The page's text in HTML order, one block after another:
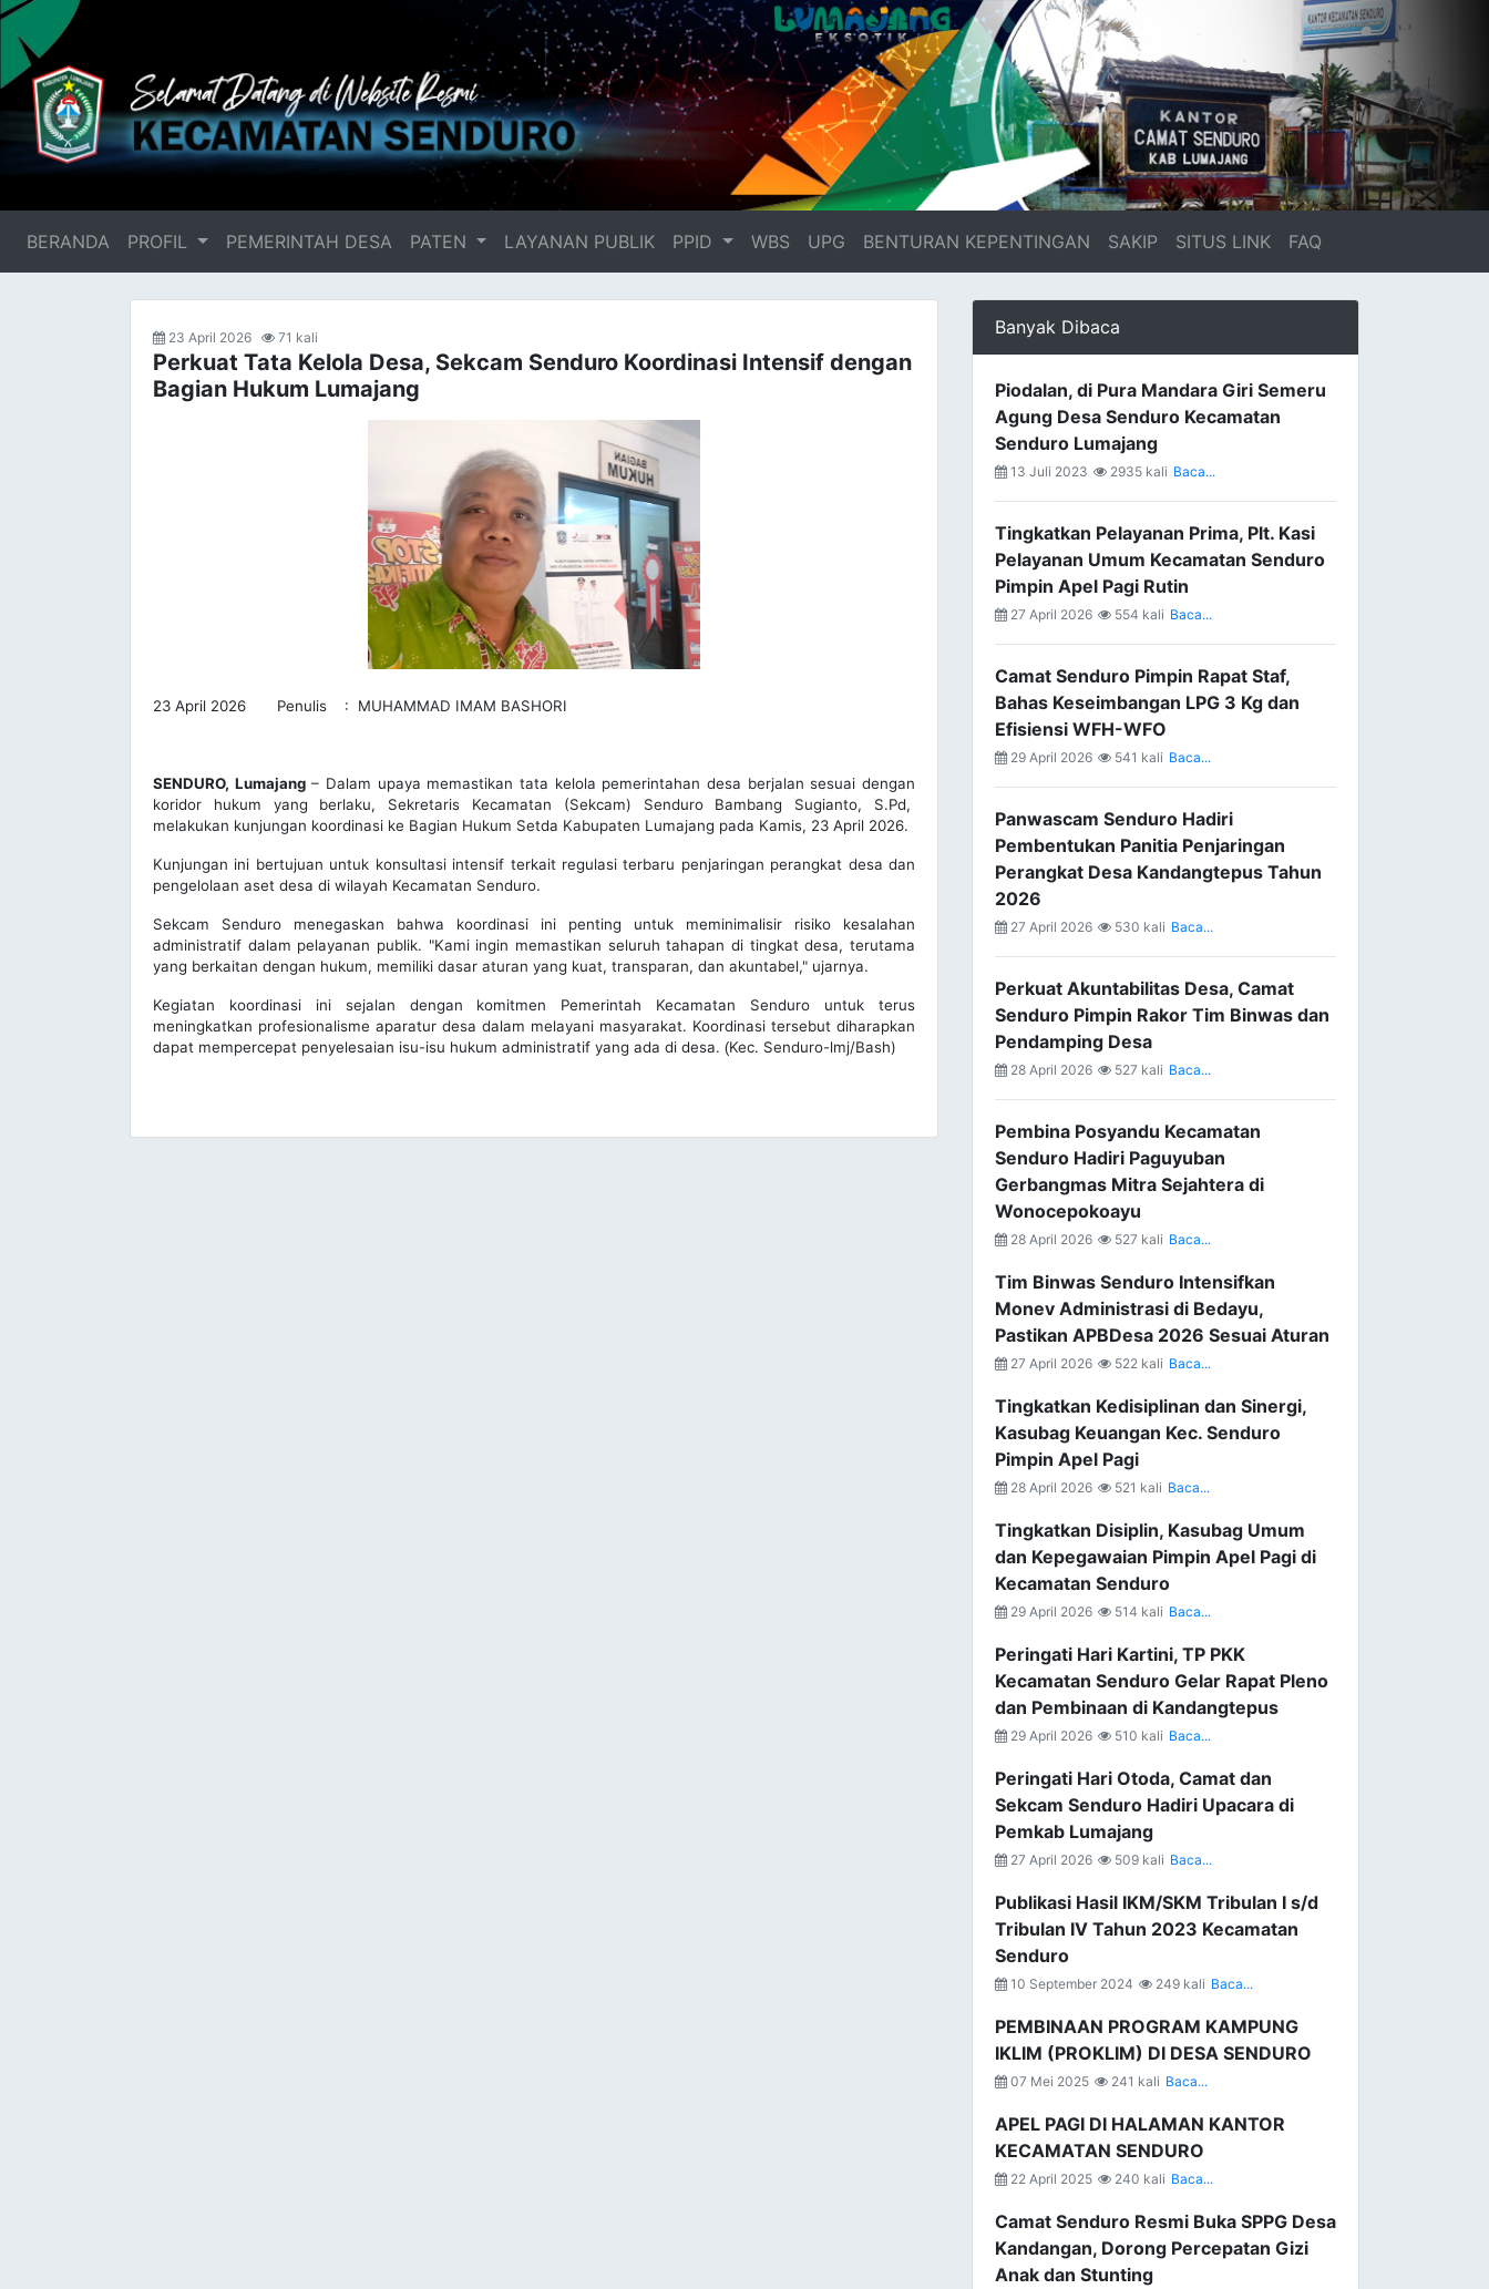
BERANDA (current)
PROFIL PEMERINTAH DESA PATEN LAYANAN PUBLIK PPID WBS UPG BENTURAN KEPENTINGAN SAKIP SITUS LINK FAQ
23 April 2026 71 kali
Perkuat Tata Kelola Desa, Sekcam Senduro Koordinasi Intensif dengan
Bagian Hukum Lumajang
23 April 2026 Penulis : MUHAMMAD IMAM BASHORI
SENDURO, Lumajang– Dalam upaya memastikan tata kelola pemerintahan desa berjalan sesuai dengan
koridor hukum yang berlaku, Sekretaris Kecamatan (Sekcam) Senduro Bambang Sugianto, S.Pd,
melakukan kunjungan koordinasi ke Bagian Hukum Setda Kabupaten Lumajang pada Kamis, 23 April 2026.
Kunjungan ini bertujuan untuk konsultasi intensif terkait regulasi terbaru penjaringan perangkat desa dan
pengelolaan aset desa di wilayah Kecamatan Senduro.
Sekcam Senduro menegaskan bahwa koordinasi ini penting untuk meminimalisir risiko kesalahan
administratif dalam pelayanan publik. "Kami ingin memastikan seluruh tahapan di tingkat desa, terutama
yang berkaitan dengan hukum, memiliki dasar aturan yang kuat, transparan, dan akuntabel," ujarnya.
Kegiatan koordinasi ini sejalan dengan komitmen Pemerintah Kecamatan Senduro untuk terus
meningkatkan profesionalisme aparatur desa dalam melayani masyarakat. Koordinasi tersebut diharapkan
dapat mempercepat penyelesaian isu-isu hukum administratif yang ada di desa. (Kec. Senduro-lmj/Bash)
Banyak Dibaca
Piodalan, di Pura Mandara Giri Semeru
Agung Desa Senduro Kecamatan
Senduro Lumajang
13 Juli 2023 2935 kali Baca...
Tingkatkan Pelayanan Prima, Plt. Kasi
Pelayanan Umum Kecamatan Senduro
Pimpin Apel Pagi Rutin
27 April 2026 554 kali Baca...
Camat Senduro Pimpin Rapat Staf,
Bahas Keseimbangan LPG 3 Kg dan
Efisiensi WFH-WFO
29 April 2026 541 kali Baca...
Panwascam Senduro Hadiri
Pembentukan Panitia Penjaringan
Perangkat Desa Kandangtepus Tahun
2026
27 April 2026 530 kali Baca...
Perkuat Akuntabilitas Desa, Camat
Senduro Pimpin Rakor Tim Binwas dan
Pendamping Desa
28 April 2026 527 kali Baca...
Pembina Posyandu Kecamatan
Senduro Hadiri Paguyuban
Gerbangmas Mitra Sejahtera di
Wonocepokoayu
28 April 2026 527 kali Baca...
Tim Binwas Senduro Intensifkan
Monev Administrasi di Bedayu,
Pastikan APBDesa 2026 Sesuai Aturan
27 April 2026 522 kali Baca...
Tingkatkan Kedisiplinan dan Sinergi,
Kasubag Keuangan Kec. Senduro
Pimpin Apel Pagi
28 April 2026 521 kali Baca...
Tingkatkan Disiplin, Kasubag Umum
dan Kepegawaian Pimpin Apel Pagi di
Kecamatan Senduro
29 April 2026 514 kali Baca...
Peringati Hari Kartini, TP PKK
Kecamatan Senduro Gelar Rapat Pleno
dan Pembinaan di Kandangtepus
29 April 2026 510 kali Baca...
Peringati Hari Otoda, Camat dan
Sekcam Senduro Hadiri Upacara di
Pemkab Lumajang
27 April 2026 509 kali Baca...
Publikasi Hasil IKM/SKM Tribulan I s/d
Tribulan IV Tahun 2023 Kecamatan
Senduro
10 September 2024 249 kali Baca...
PEMBINAAN PROGRAM KAMPUNG
IKLIM (PROKLIM) DI DESA SENDURO
07 Mei 2025 241 kali Baca...
APEL PAGI DI HALAMAN KANTOR
KECAMATAN SENDURO
22 April 2025 240 kali Baca...
Camat Senduro Resmi Buka SPPG Desa
Kandangan, Dorong Percepatan Gizi
Anak dan Stunting